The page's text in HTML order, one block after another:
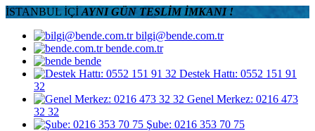
İSTANBUL İÇİ AYNI GÜN TESLİM İMKANI !
bilgi@bende.com.tr
bende.com.tr
bende
Destek Hattı: 0552 151 91
32
Genel Merkez: 0216 473
32 32
Şube: 0216 353 70 75